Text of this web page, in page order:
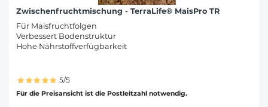
Zwischenfruchtmischung - TerraLife® MaisPro TR
Für Maisfruchtfolgen
Verbessert Bodenstruktur
Hohe Nährstoffverfügbarkeit
5/5
Für die Preisansicht ist die Postleitzahl notwendig.